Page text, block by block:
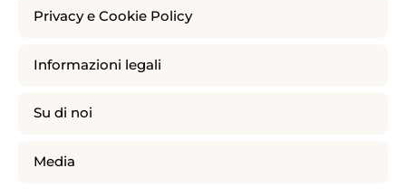
Privacy e Cookie Policy
Informazioni legali
Su di noi
Media